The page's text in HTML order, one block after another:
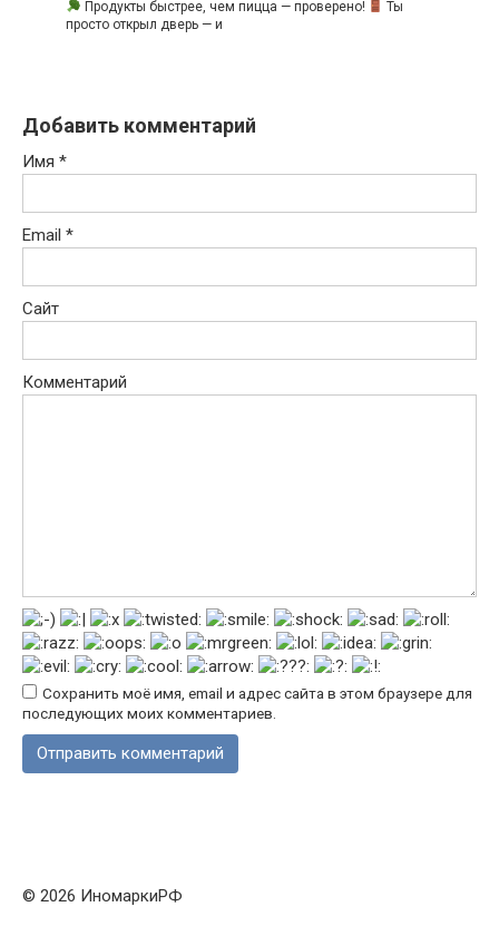
Продукты быстрее, чем пицца — проверено!
Ты
просто открыл дверь — и
Добавить комментарий
Имя *
Email *
Сайт
Комментарий
Сохранить моё имя, email и адрес сайта в этом браузере для
последующих моих комментариев.
© 2026 ИномаркиРФ